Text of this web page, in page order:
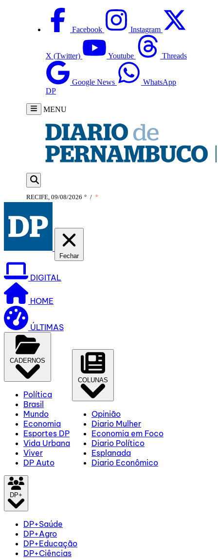
Facebook Instagram
X (Twitter) Youtube Threads
Google News
WhatsApp
DP
MENU
RECIFE, 09/08/2026 ° / °
Fechar
DIGITAL
HOME
ÚLTIMAS
CADERNOS
Política
Brasil
Mundo
Economia
Esportes DP
Vida Urbana
Viver
DP Auto
COLUNAS
Opinião
Diario Mulher
Economia em Foco
Diario Político
Esplanada
Diario Econômico
DP+
DP+Saúde
DP+Agro
DP+Educação
DP+Ciências